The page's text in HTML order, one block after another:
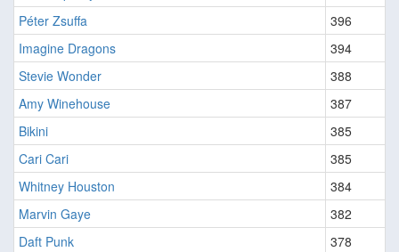
Péter Zsuffa
396
Imagine Dragons
394
Stevie Wonder
388
Amy Winehouse
387
Bikini
385
Cari Cari
385
Whitney Houston
384
Marvin Gaye
382
Daft Punk
378